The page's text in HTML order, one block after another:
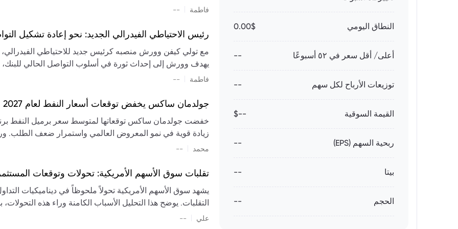
النطاق اليومي 0.00$
أعلى/ أقل سعر في ٥٢ أسبوعًا --
توزيعات الأرباح لكل سهم --
القيمة السوقية --$
ربحية السهم (EPS) --
بيتا --
الحجم --
تشكيل تقييم الصناعة، مع توقعات بارتفاع مستمر في الأسعار
فاطمة --
رئيس الاحتياطي الفيدرالي الجديد: نحو إعادة تشكيل
مع تولي كيفن وورش منصبه كرئيس جديد للاحتياطي الفيدرالي،
يهدف وورش إلى إحداث ثورة في أسلوب التواصل الحالي للبنك،
السياسة ويمنح البنك المركزي دوراً مبالغاً فيه. يسعى إلى
فاطمة --
جولدمان ساكس يخفض توقعات أسعار النفط لعام 2027 وسط تغيرات في العرض والطلب
زيادة قوية في نمو المعروض العالمي واستمرار ضعف الطلب.
العالمية في الربع الثاني
سابقًا. من المتوقع عودة صادرات دول الخليج إلى طبيعتها
عدم اليقين الجيوسياسي يمكن أن يؤدي إلى تقلبات سعرية
استمرار الاضطرابات، وسيناريوهات لانخفاض الأسعار في
إضافي.
محمد --
تقلبات سوق الأسهم الأمريكية: تحولات وتوقعات
يشهد سوق الأسهم الأمريكية تحولاً ملحوظاً في ديناميكيات
التقلبات. يوضح هذا التحليل الأسباب الكامنة وراء هذه
علي --